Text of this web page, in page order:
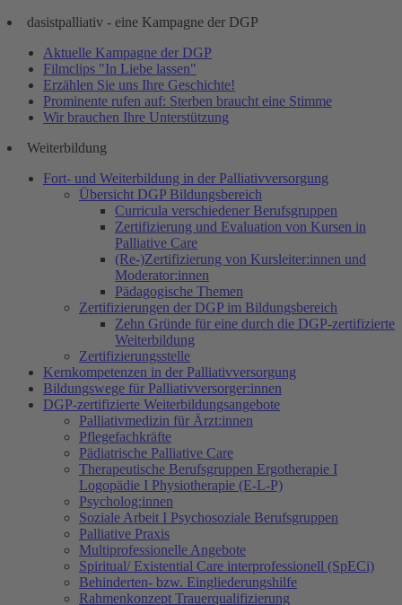
dasistpalliativ - eine Kampagne der DGP
Aktuelle Kampagne der DGP
Filmclips "In Liebe lassen"
Erzählen Sie uns Ihre Geschichte!
Prominente rufen auf: Sterben braucht eine Stimme
Wir brauchen Ihre Unterstützung
Weiterbildung
Fort- und Weiterbildung in der Palliativversorgung
Übersicht DGP Bildungsbereich
Curricula verschiedener Berufsgruppen
Zertifizierung und Evaluation von Kursen in
Palliative Care
(Re-)Zertifizierung von Kursleiter:innen und
Moderator:innen
Pädagogische Themen
Zertifizierungen der DGP im Bildungsbereich
Zehn Gründe für eine durch die DGP-zertifizierte
Weiterbildung
Zertifizierungsstelle
Kernkompetenzen in der Palliativversorgung
Bildungswege für Palliativversorger:innen
DGP-zertifizierte Weiterbildungsangebote
Palliativmedizin für Ärzt:innen
Pflegefachkräfte
Pädiatrische Palliative Care
Therapeutische Berufsgruppen Ergotherapie I
Logopädie I Physiotherapie (E-L-P)
Psycholog:innen
Soziale Arbeit I Psychosoziale Berufsgruppen
Palliative Praxis
Multiprofessionelle Angebote
Spiritual/ Existential Care interprofessionell (SpECi)
Behinderten- bzw. Eingliederungshilfe
Rahmenkonzept Trauerqualifizierung